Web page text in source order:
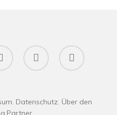
RSS instagram
. Datenschutz. Über den
Partner